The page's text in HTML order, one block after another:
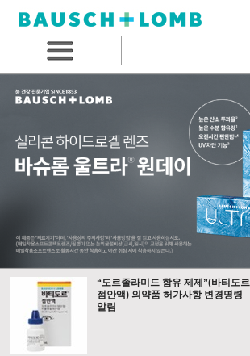
“도르졸라미드 함유 제제”(바티도르
점안액) 의약품 허가사항 변경명령
알림